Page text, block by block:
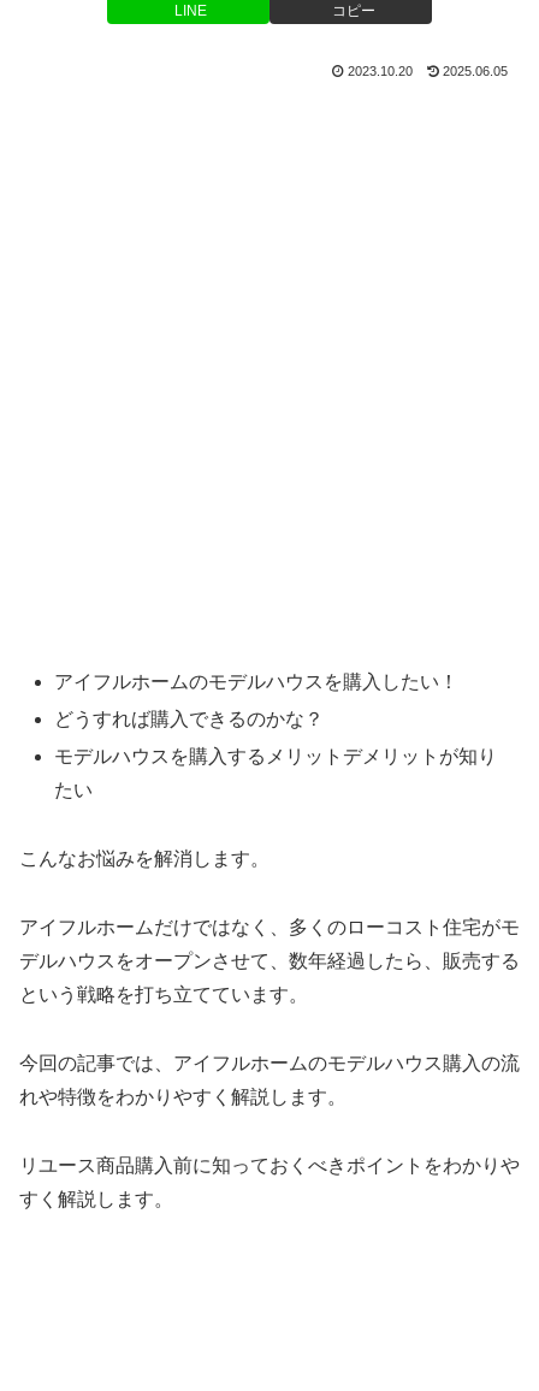
LINE コピー
2023.10.20 2025.06.05
アイフルホームのモデルハウスを購入したい！
どうすれば購入できるのかな？
モデルハウスを購入するメリットデメリットが知り
たい
こんなお悩みを解消します。
アイフルホームだけではなく、多くのローコスト住宅がモ
デルハウスをオープンさせて、数年経過したら、販売する
という戦略を打ち立てています。
今回の記事では、アイフルホームのモデルハウス購入の流
れや特徴をわかりやすく解説します。
リユース商品購入前に知っておくべきポイントをわかりや
すく解説します。